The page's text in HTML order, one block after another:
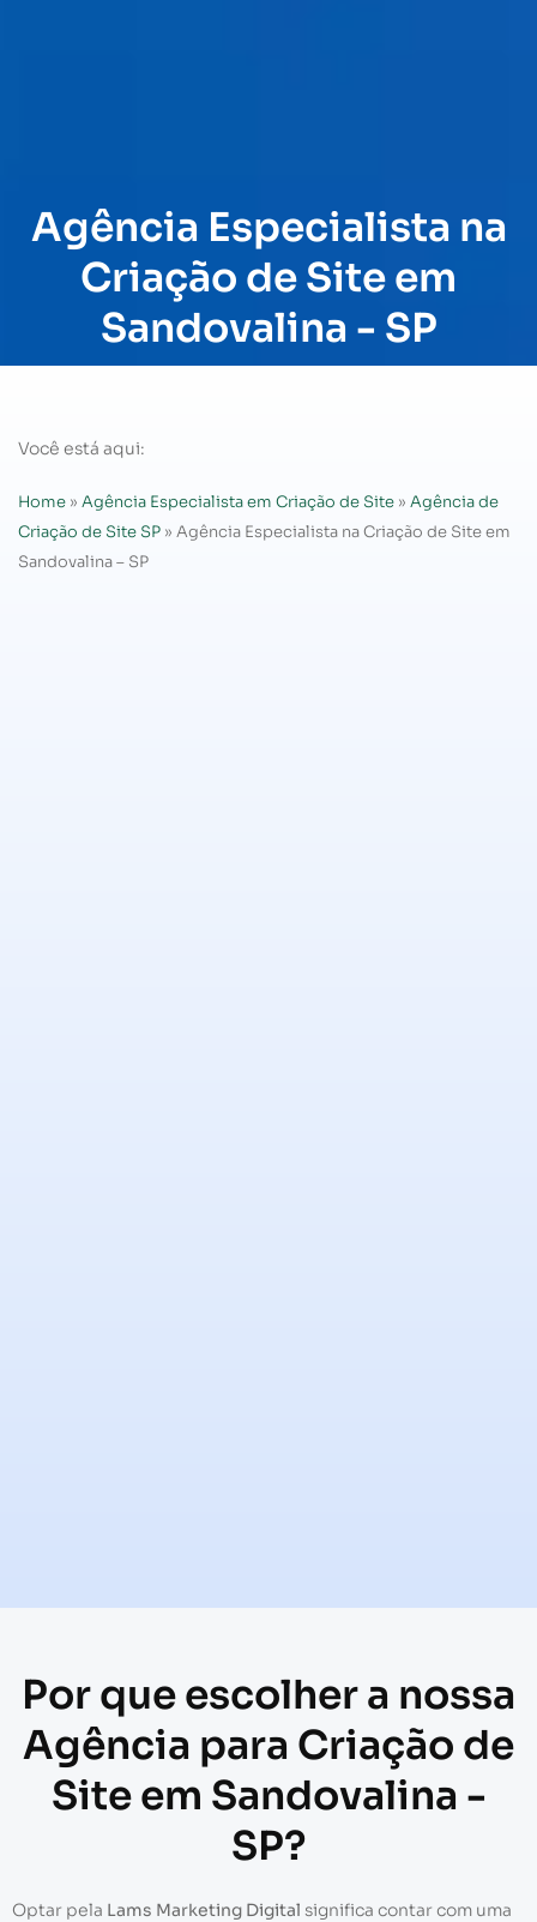
Agência Especialista na
Criação de Site em
Sandovalina - SP
Você está aqui:
Home » Agência Especialista em Criação de Site » Agência de
Criação de Site SP » Agência Especialista na Criação de Site em
Sandovalina – SP
Por que escolher a nossa
Agência para Criação de
Site em Sandovalina -
SP?
Optar pela Lams Marketing Digital significa contar com uma